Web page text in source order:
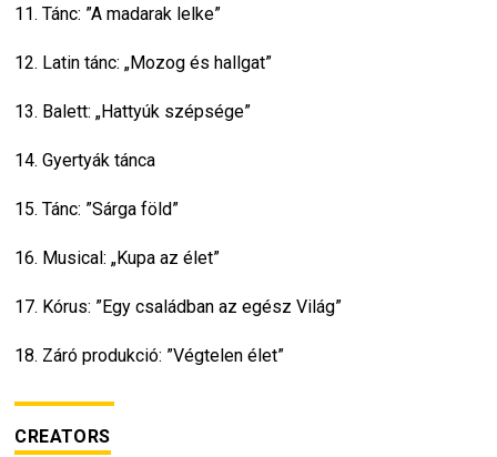
11. Tánc: ”A madarak lelke”
12. Latin tánc: „Mozog és hallgat”
13. Balett: „Hattyúk szépsége”
14. Gyertyák tánca
15. Tánc: ”Sárga föld”
16. Musical: „Kupa az élet”
17. Kórus: ”Egy családban az egész Világ”
18. Záró produkció: ”Végtelen élet”
CREATORS